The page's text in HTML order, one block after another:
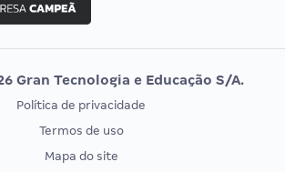
Vunesp
EXAME DE ORDEM
Gran Tecnologia e Educação S/A.
Política de privacidade
Termos de uso
Mapa do site